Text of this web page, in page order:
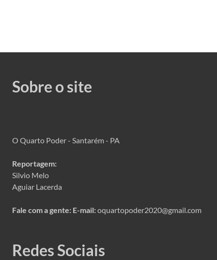
Sobre o site
O Quarto Poder - Santarém - PA
Reportagem:
Silvio Melo
Aguiar Lacerda
Fale com a gente: E-mail:oquartopoder2020@gmail.com
Redes Sociais